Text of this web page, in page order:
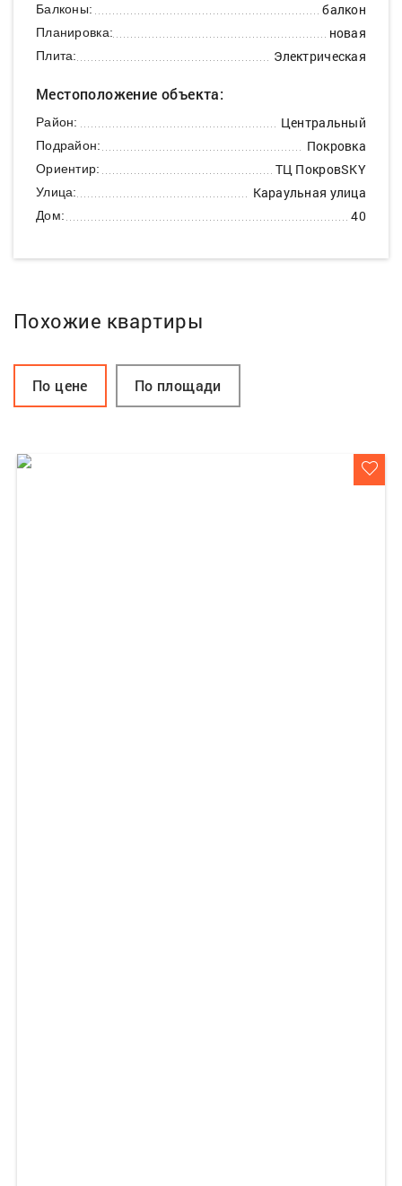
Балконы: балкон
Планировка: новая
Плита: Электрическая
Местоположение объекта:
Район: Центральный
Подрайон: Покровка
Ориентир: ТЦ ПокровSKY
Улица: Караульная улица
Дом: 40
Похожие квартиры
По цене По площади